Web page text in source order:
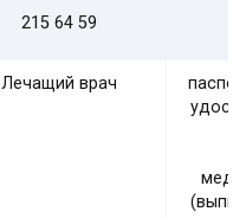
215 64 59
Лечащий врач